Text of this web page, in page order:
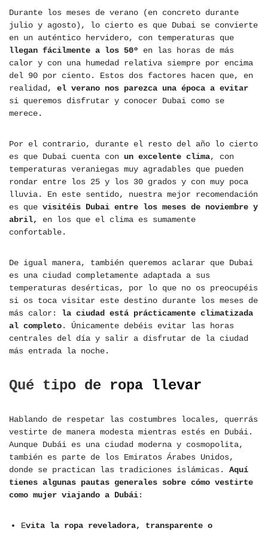
Durante los meses de verano (en concreto durante
julio y agosto), lo cierto es que Dubai se convierte
en un auténtico hervidero, con temperaturas que
llegan fácilmente a los 50º en las horas de más
calor y con una humedad relativa siempre por encima
del 90 por ciento. Estos dos factores hacen que, en
realidad, el verano nos parezca una época a evitar
si queremos disfrutar y conocer Dubai como se
merece.
Por el contrario, durante el resto del año lo cierto
es que Dubai cuenta con un excelente clima, con
temperaturas veraniegas muy agradables que pueden
rondar entre los 25 y los 30 grados y con muy poca
lluvia. En este sentido, nuestra mejor recomendación
es que visitéis Dubai entre los meses de noviembre y
abril,
en los que el clima es sumamente
confortable.
De igual manera, también queremos aclarar que Dubai
es una ciudad completamente adaptada a sus
temperaturas desérticas, por lo que no os preocupéis
si os toca visitar este destino durante los meses de
más calor: la ciudad está prácticamente climatizada
al completo. Únicamente debéis evitar las horas
centrales del día y salir a disfrutar de la ciudad
más entrada la noche.
Qué tipo de ropa llevar
Hablando de respetar las costumbres locales, querrás
vestirte de manera modesta mientras estés en Dubái.
Aunque Dubái es una ciudad moderna y cosmopolita,
también es parte de los Emiratos Árabes Unidos,
donde se practican las tradiciones islámicas. Aquí
tienes algunas pautas generales sobre cómo vestirte
como mujer viajando a Dubái:
Evita la ropa reveladora, transparente o